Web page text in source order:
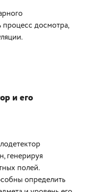
процесс досмотра,
и его
генерируя
полей.
определить